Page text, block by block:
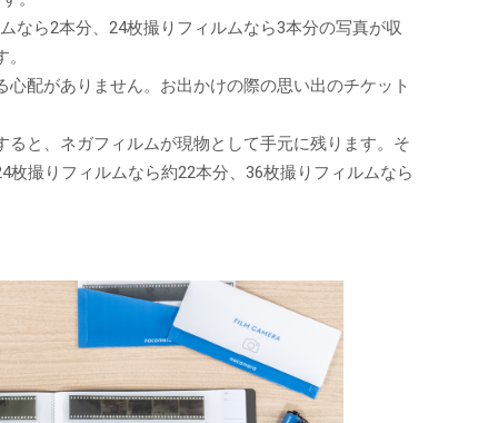
なら2本分、24枚撮りフィルムなら3本分の写真が収
配がありません。お出かけの際の思い出のチケット
と、ネガフィルムが現物として手元に残ります。そ
撮りフィルムなら約22本分、36枚撮りフィルムなら